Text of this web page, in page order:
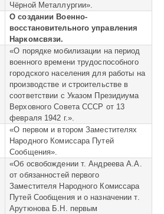
Чёрной Металлургии».
О создании Военно-
восстановительного управления
Наркомсвязи.
«О порядке мобилизации на период
военного времени трудоспособного
городского населения для работы на
производстве и строительстве в
соответствии с Указом Президиума
Верховного Совета СССР от 13
февраля 1942 г.».
«О первом и втором Заместителях
Народного Комиссара Путей
Сообщения».
«Об освобождении т. Андреева А.А.
от обязанностей первого
Заместителя Народного Комиссара
Путей Сообщения и о назначении т.
Арутюнова Б.Н. первым